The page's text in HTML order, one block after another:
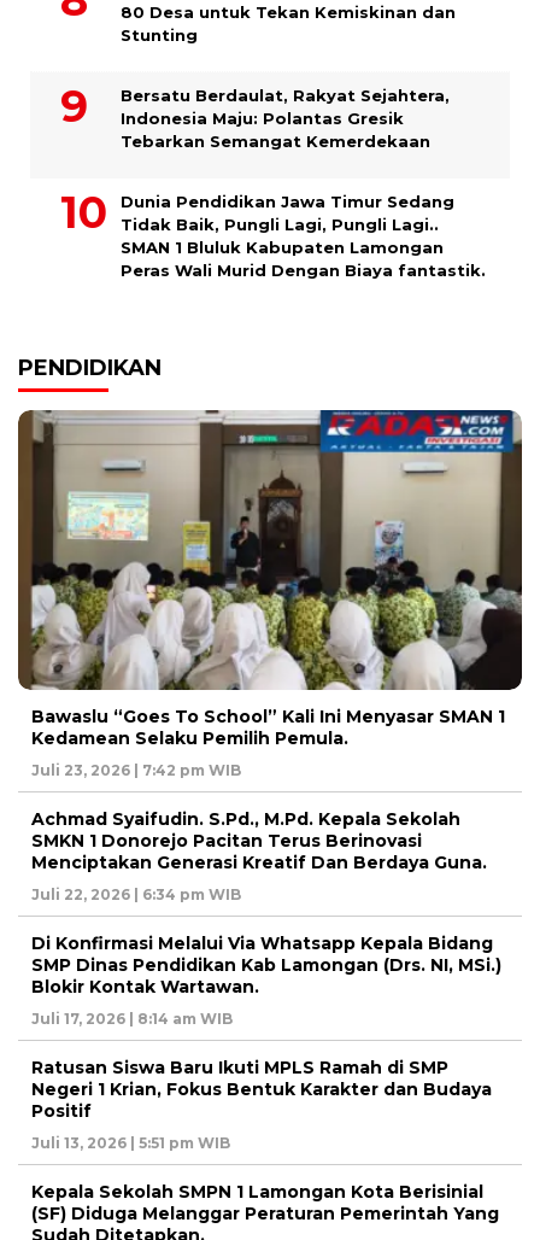
80 Desa untuk Tekan Kemiskinan dan
Stunting
Bersatu Berdaulat, Rakyat Sejahtera,
Indonesia Maju: Polantas Gresik
Tebarkan Semangat Kemerdekaan
Dunia Pendidikan Jawa Timur Sedang
Tidak Baik, Pungli Lagi, Pungli Lagi..
SMAN 1 Bluluk Kabupaten Lamongan
Peras Wali Murid Dengan Biaya fantastik.
PENDIDIKAN
Bawaslu “Goes To School” Kali Ini Menyasar SMAN 1
Kedamean Selaku Pemilih Pemula.
Juli 23, 2026 | 7:42 pm WIB
Achmad Syaifudin. S.Pd., M.Pd. Kepala Sekolah
SMKN 1 Donorejo Pacitan Terus Berinovasi
Menciptakan Generasi Kreatif Dan Berdaya Guna.
Juli 22, 2026 | 6:34 pm WIB
Di Konfirmasi Melalui Via Whatsapp Kepala Bidang
SMP Dinas Pendidikan Kab Lamongan (Drs. NI, MSi.)
Blokir Kontak Wartawan.
Juli 17, 2026 | 8:14 am WIB
Ratusan Siswa Baru Ikuti MPLS Ramah di SMP
Negeri 1 Krian, Fokus Bentuk Karakter dan Budaya
Positif
Juli 13, 2026 | 5:51 pm WIB
Kepala Sekolah SMPN 1 Lamongan Kota Berisinial
(SF) Diduga Melanggar Peraturan Pemerintah Yang
Sudah Ditetapkan.